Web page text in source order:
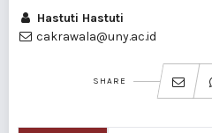
Hastuti Hastuti
cakrawala@uny.ac.id
SHARE